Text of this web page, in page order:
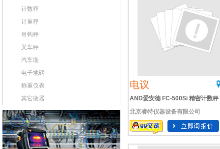
电议
AND爱安德 FC-500Si 精密计数秤
北京睿特仪器设备有限公司
计数秤
计重秤
吊钩秤
叉车秤
汽车衡
电子地磅
称重仪表
其它衡器